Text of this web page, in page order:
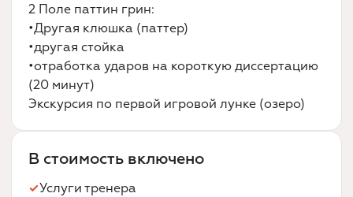
2 Поле паттин грин:
•Другая клюшка (паттер)
•другая стойка
•отработка ударов на короткую диссертацию
(20 минут)
Экскурсия по первой игровой лунке (озеро)
В стоимость включено
Услуги тренера